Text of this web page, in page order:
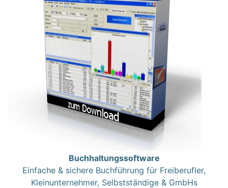
Buchhaltungssoftware
Einfache & sichere Buchführung für Freiberufler,
Kleinunternehmer, Selbstständige & GmbHs